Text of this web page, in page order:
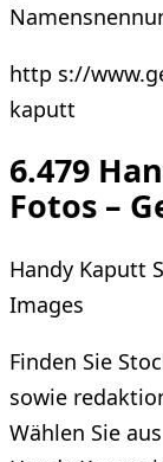
http s://
kaputt
6.479
Fotos –
Handy Kaputt
Images
Finden Sie
sowie
Wählen Sie